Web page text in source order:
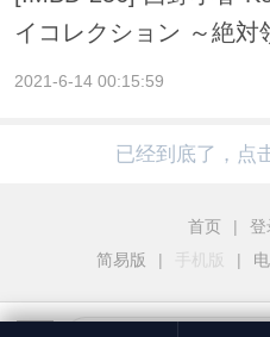
イコレクション ～絶対
2021-6-14 00:15:59
已经到底了，点
首页 | 登
简易版
| 手机版 |